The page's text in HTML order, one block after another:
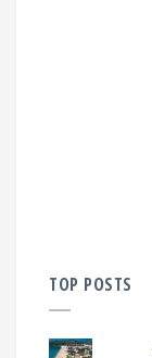
TOP POSTS